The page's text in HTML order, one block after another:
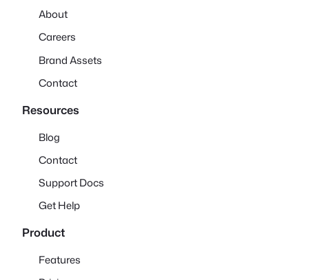
About
Careers
Brand Assets
Contact
Resources
Blog
Contact
Support Docs
Get Help
Product
Features